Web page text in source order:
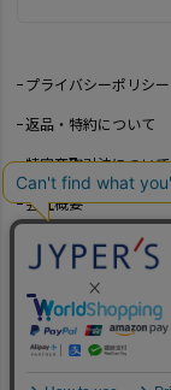
プライバシーポリシー
返品・特約について
特定商取引法について
会社概要
よくあるご質問
お問い合わせ
©2021 Jeep